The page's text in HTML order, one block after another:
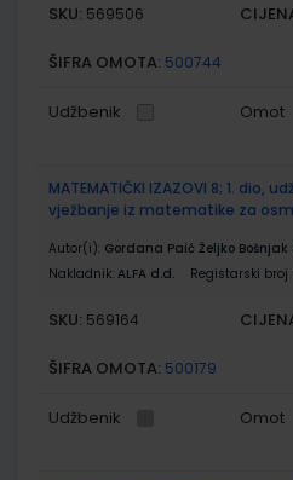
SKU: 569506
ŠIFRA OMOTA: 500744
Udžbenik Omot
MATEMATIČKI IZAZOVI 8; 1. dio,
vježbanje iz matematike za
Autor(i): Gordana Paić Željko
Nakladnik: ALFA d.d. Registarski
SKU: 569164
ŠIFRA OMOTA: 500179
Udžbenik Omot